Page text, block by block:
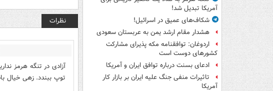
آمریکا تبدیل شد!
شکاف‌های عمیق در اسرائیل!
هشدار مقام ارشد یمن به عربستان سعودی
اردوغان: توافقنامه مکه پذیرای مشارکت
کشورهای دوست است
ادعای بسنت درباره توافق ایران و آمریکا
تاثیرات منفی جنگ علیه ایران بر بازار کار
آمریکا
نظرات
آزادی در تنگه هرمز
توپ ببندد. زهی خیال